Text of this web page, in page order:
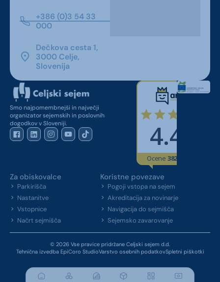
+386 (0)3 54 33
000
Dečkova cesta 1,
3000 Celje,
Slovenija
Smo najpomembnejši in največji
organizator sejemskih in poslovnih
dogodkov v Sloveniji.
Za obiskovalce
Parkirišča
Nastanitve
Vstopnice
Načrt sejmišča
Koristne povezave
Pogoji vstopa na sejem
Akreditacija za novinarje
Navigacija do sejmišča
Sejemsko zavarovanje
© 2026 Vse pravice pridržane Celjski sejem d.d.
Tehnična izvedba EpiCoro StudioVarstvo osebnih podatkovSpletni piškotki